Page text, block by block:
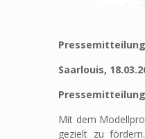
Pressemitteilung
Saarlouis,
Mit dem
gezielt zu